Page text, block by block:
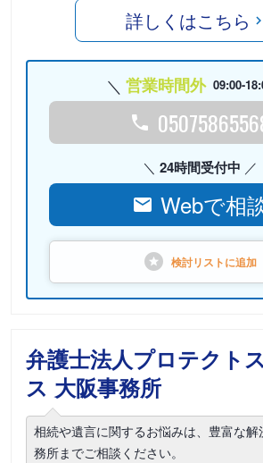
詳しくはこちら
営業時間外 09:00-
24時間受付中
Webで相
検討リストに追加
弁護士法人プロテクト
ス 大阪事務所
相続や遺言に関するお悩みは、豊富な
務所までご相談ください。